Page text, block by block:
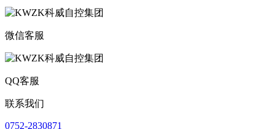
微信客服
QQ客服
联系我们
0752-2830871